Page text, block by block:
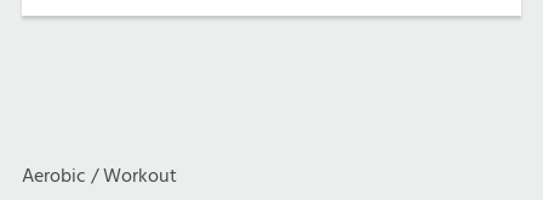
Aerobic / Workout